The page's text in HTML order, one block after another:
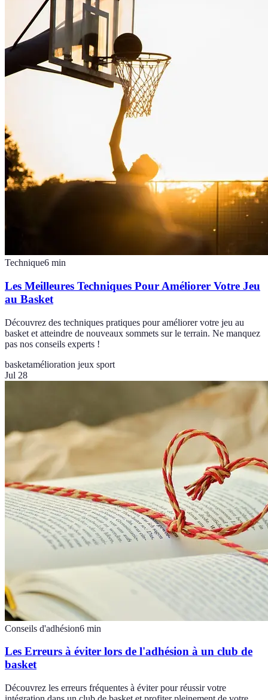
Technique6 min
Les Meilleures Techniques Pour Améliorer Votre Jeu
au Basket
Découvrez des techniques pratiques pour améliorer votre jeu au
basket et atteindre de nouveaux sommets sur le terrain. Ne manquez
pas nos conseils experts !
basketamélioration jeux sport
Jul 28
Conseils d'adhésion6 min
Les Erreurs à éviter lors de l'adhésion à un club de
basket
Découvrez les erreurs fréquentes à éviter pour réussir votre